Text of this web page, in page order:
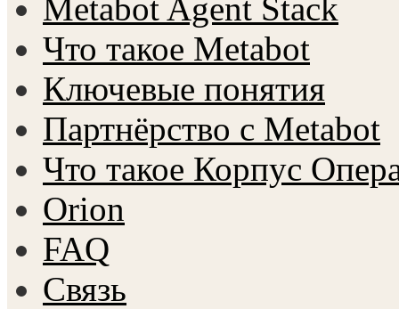
Metabot Agent Stack
Что такое Metabot
Ключевые понятия
Партнёрство с Metabot
Что такое Корпус
Orion
FAQ
Связь